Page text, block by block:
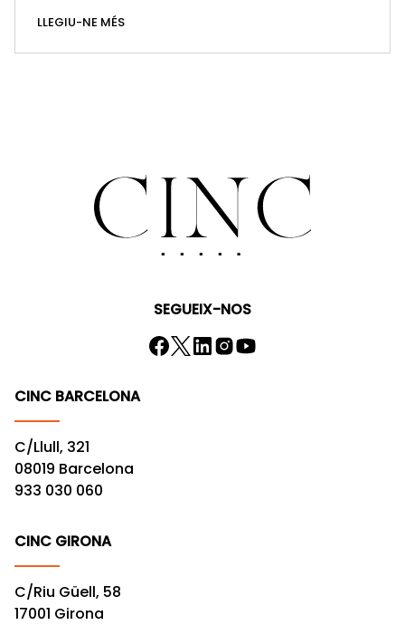
LLEGIU-NE MÉS
SEGUEIX-NOS
CINC BARCELONA
C/Llull, 321
08019 Barcelona
933 030 060
CINC GIRONA
C/Riu Güell, 58
17001 Girona